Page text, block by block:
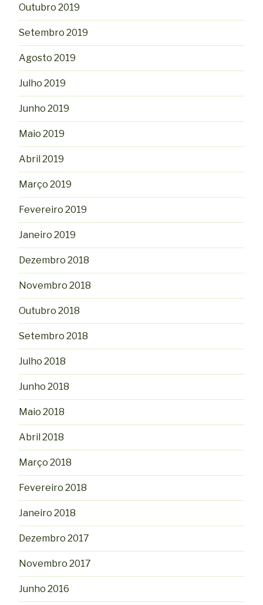
Outubro 2019
Setembro 2019
Agosto 2019
Julho 2019
Junho 2019
Maio 2019
Abril 2019
Março 2019
Fevereiro 2019
Janeiro 2019
Dezembro 2018
Novembro 2018
Outubro 2018
Setembro 2018
Julho 2018
Junho 2018
Maio 2018
Abril 2018
Março 2018
Fevereiro 2018
Janeiro 2018
Dezembro 2017
Novembro 2017
Junho 2016